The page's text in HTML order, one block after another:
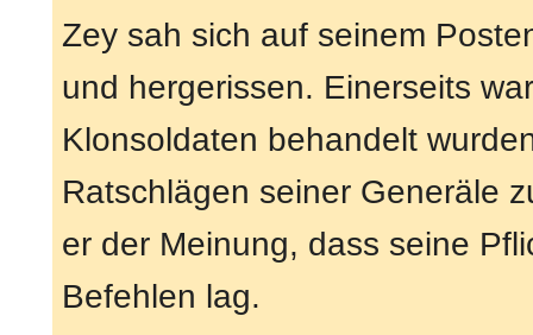
Zey sah sich auf seinem
und hergerissen. Einerseits
Klonsoldaten behandelt
Ratschlägen seiner Generäle
er der Meinung, dass seine
Befehlen lag.